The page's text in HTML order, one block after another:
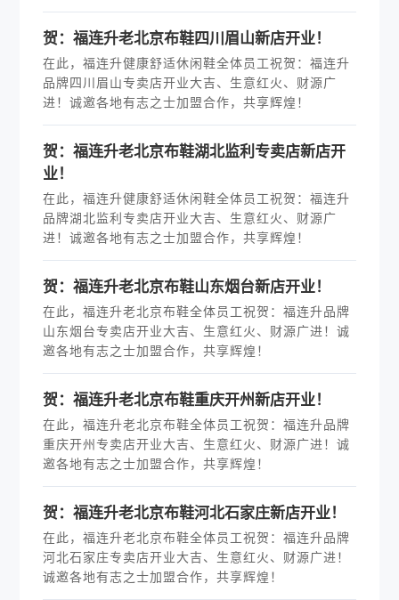
贺：福连升老北京布鞋四川眉山新店开业！
在此，福连升健康舒适休闲鞋全体员工祝贺：福连升
品牌四川眉山专卖店开业大吉、生意红火、财源广
进！诚邀各地有志之士加盟合作，共享辉煌！
贺：福连升老北京布鞋湖北监利专卖店新店开
业！
在此，福连升健康舒适休闲鞋全体员工祝贺：福连升
品牌湖北监利专卖店开业大吉、生意红火、财源广
进！诚邀各地有志之士加盟合作，共享辉煌！
贺：福连升老北京布鞋山东烟台新店开业！
在此，福连升老北京布鞋全体员工祝贺：福连升品牌
山东烟台专卖店开业大吉、生意红火、财源广进！诚
邀各地有志之士加盟合作，共享辉煌！
贺：福连升老北京布鞋重庆开州新店开业！
在此，福连升老北京布鞋全体员工祝贺：福连升品牌
重庆开州专卖店开业大吉、生意红火、财源广进！诚
邀各地有志之士加盟合作，共享辉煌！
贺：福连升老北京布鞋河北石家庄新店开业！
在此，福连升老北京布鞋全体员工祝贺：福连升品牌
河北石家庄专卖店开业大吉、生意红火、财源广进！
诚邀各地有志之士加盟合作，共享辉煌！